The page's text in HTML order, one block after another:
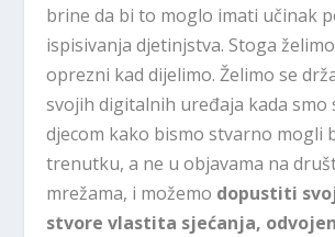
brine da bi to moglo imati učinak
ispisivanja djetinjstva. Stoga
oprezni kad dijelimo. Želimo se
svojih digitalnih uređaja kada smo
djecom kako bismo stvarno mogli
trenutku, a ne u objavama na
mrežama, i možemo dopustiti
stvore vlastita sjećanja,